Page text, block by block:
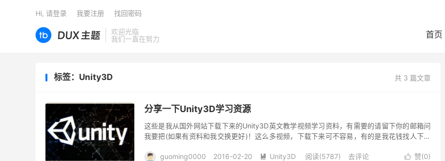
欢迎光临
我们一直在努力
首页
Hi, 请登录 我要注册 找回密码
共 3 篇文章
标签：Unity3D
分享一下Unity3D学习资源
这些是我从国外网站下载下来的Unity3D英文教学视频学习资料，有需要的请留下你的邮箱问
我要把(如果有资料和我交换更好)！这么多视频，下载下来可不容易，有的是我花钱找人下载
 赞(0)
guoming0000 2016-02-20  Unity3D 阅读(5787) 去评论